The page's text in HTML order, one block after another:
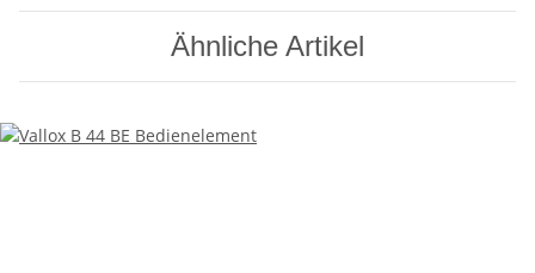
Ähnliche Artikel